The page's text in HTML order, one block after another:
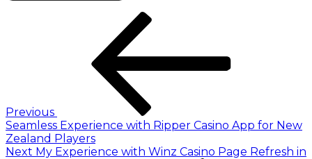
Previous
Seamless Experience with Ripper Casino App for New
Zealand Players
Next My Experience with Winz Casino Page Refresh in